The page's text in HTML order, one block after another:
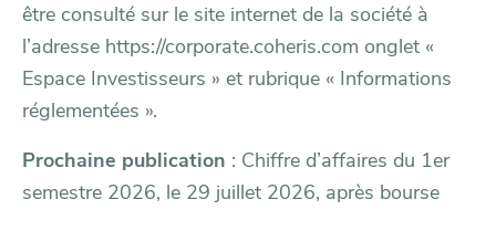
être consulté sur le site internet de la société à
l’adresse https://corporate.coheris.com onglet «
Espace Investisseurs » et rubrique « Informations
réglementées ».
Prochaine publication : Chiffre d’affaires du 1er
semestre 2026, le 29 juillet 2026, après bourse